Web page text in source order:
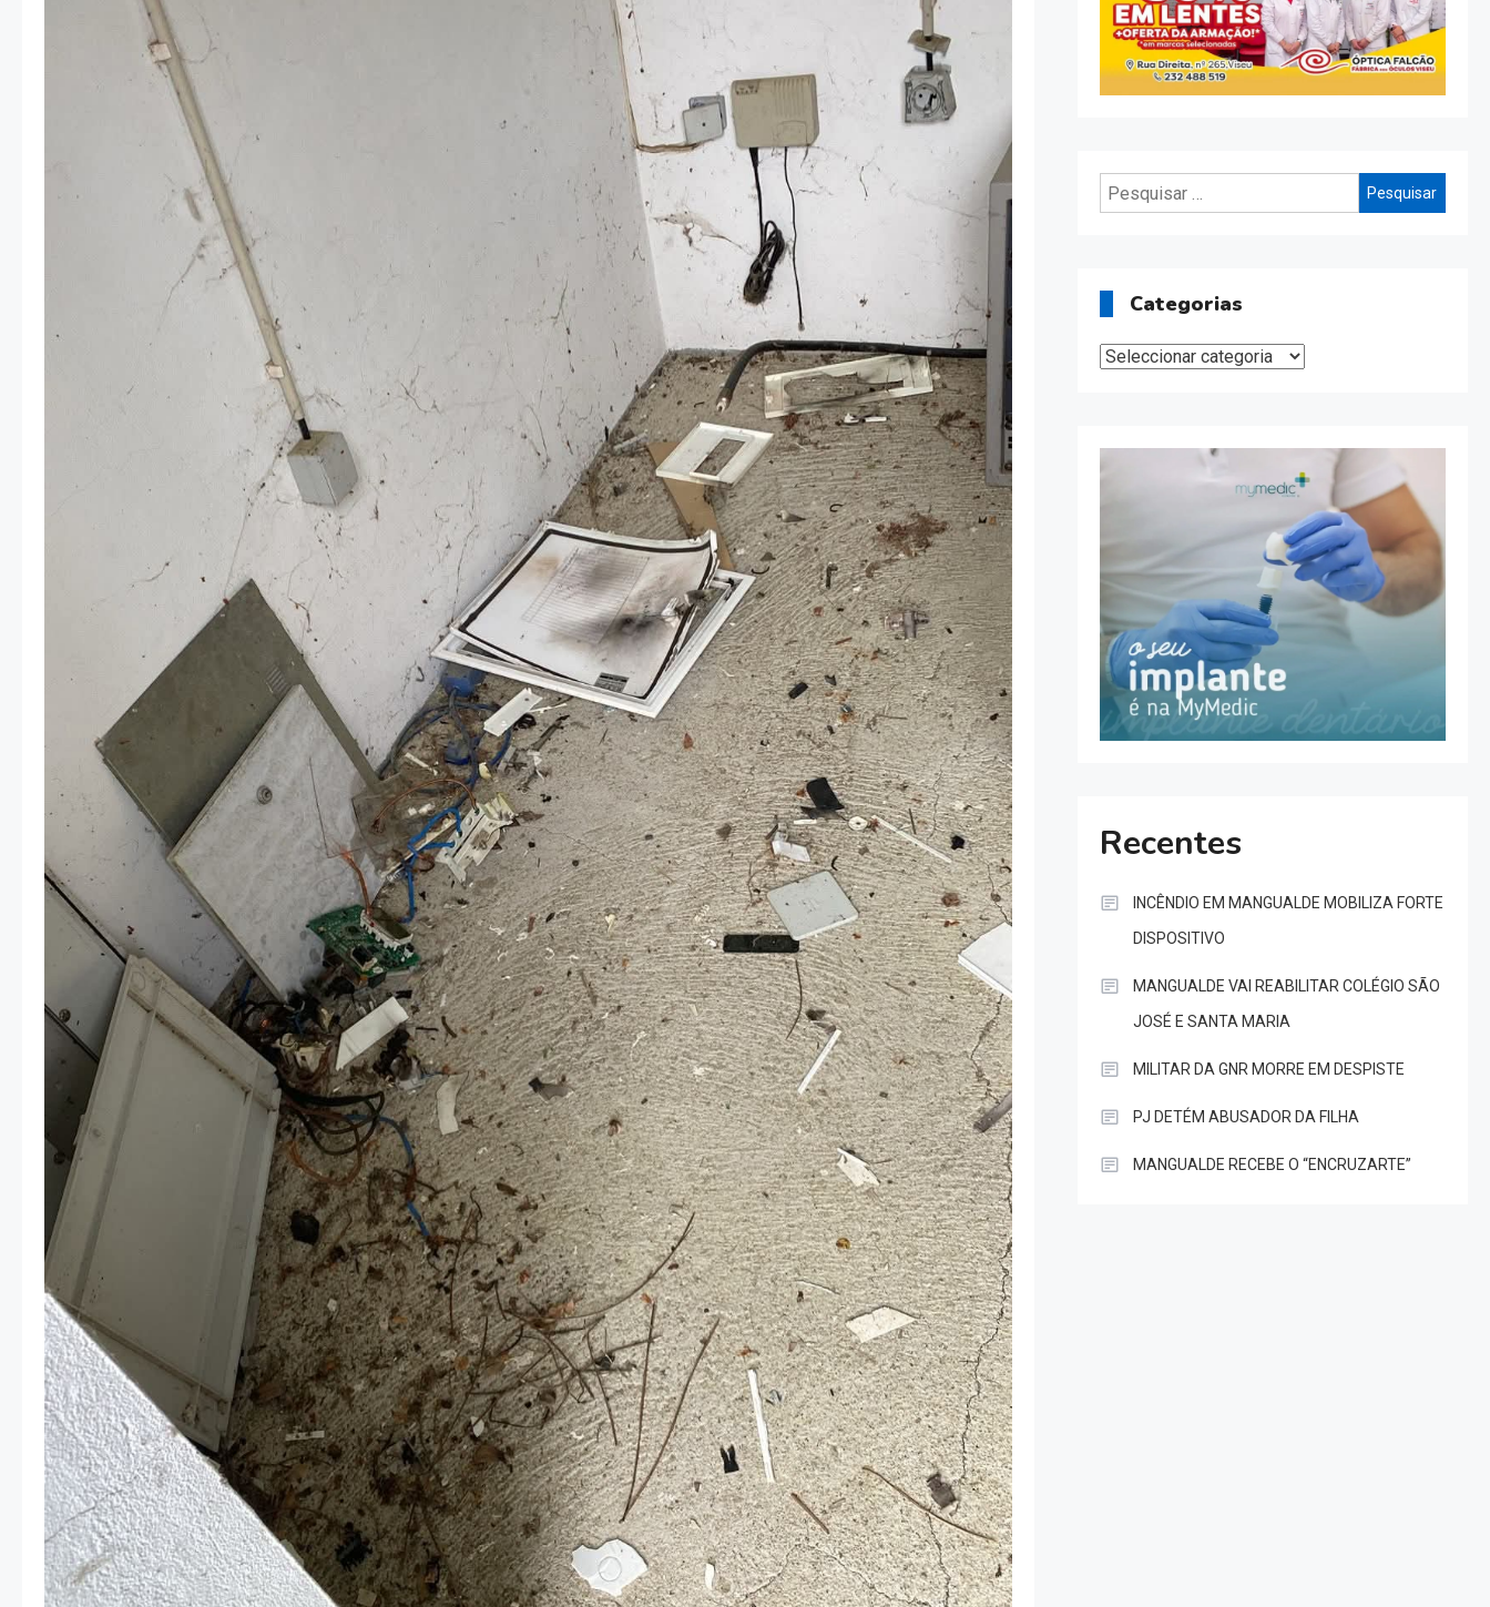
Pesquisar
por:
Categorias
Categorias
Recentes
INCÊNDIO EM MANGUALDE MOBILIZA FORTE
DISPOSITIVO
MANGUALDE VAI REABILITAR COLÉGIO SÃO
JOSÉ E SANTA MARIA
MILITAR DA GNR MORRE EM DESPISTE
PJ DETÉM ABUSADOR DA FILHA
MANGUALDE RECEBE O “ENCRUZARTE”